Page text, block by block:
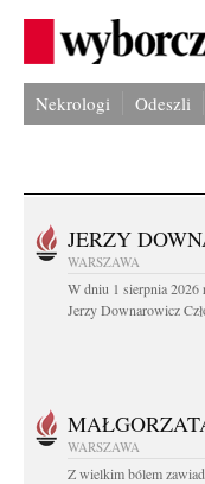
Nekrologi Odeszli
JERZY
WARSZAWA
W dniu 1 sierpnia 2026
Jerzy Downarowicz
WARSZAWA
Z wielkim bólem